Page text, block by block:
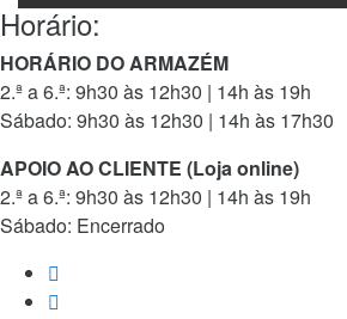
Horário:
HORÁRIO DO ARMAZÉM
2.ª a 6.ª: 9h30 às 12h30 | 14h às 19h
Sábado: 9h30 às 12h30 | 14h às 17h30
APOIO AO CLIENTE (Loja online)
2.ª a 6.ª: 9h30 às 12h30 | 14h às 19h
Sábado: Encerrado